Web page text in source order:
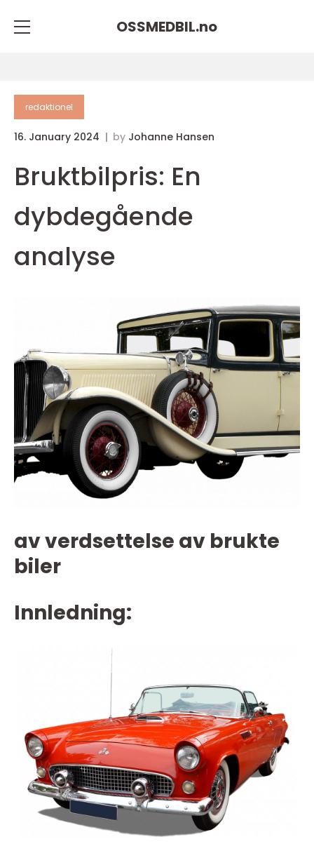
OSSMEDBIL.no
redaktionel
16. January 2024 by Johanne Hansen
Bruktbilpris: En
dybdegående
analyse
av verdsettelse av brukte
biler
Innledning: